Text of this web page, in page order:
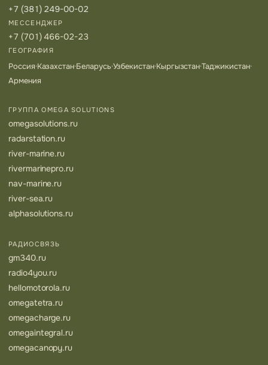
+7 (381) 249-00-02
МЕССЕНДЖЕР
+7 (701) 466-02-23
ГЕОГРАФИЯ
Россия·Казахстан·Беларусь·Узбекистан·Кыргызстан·Таджикистан·
Армения
ГРУППА OMEGA SOLUTIONS
omegasolutions.ru
radarstation.ru
river-marine.ru
rivermarinepro.ru
nav-marine.ru
river-sea.ru
alphasolutions.ru
РАДИОСВЯЗЬ
gm340.ru
radio4you.ru
hellomotorola.ru
omegatetra.ru
omegacharge.ru
omegaintegral.ru
omegacanopy.ru